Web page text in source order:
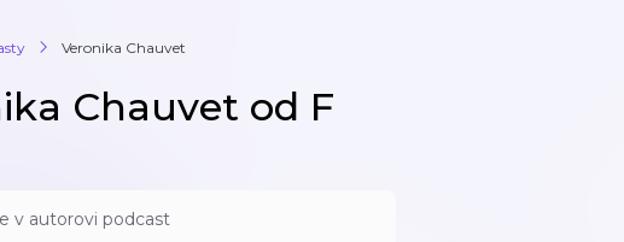
Veronika Chauvet
Chauvet od F